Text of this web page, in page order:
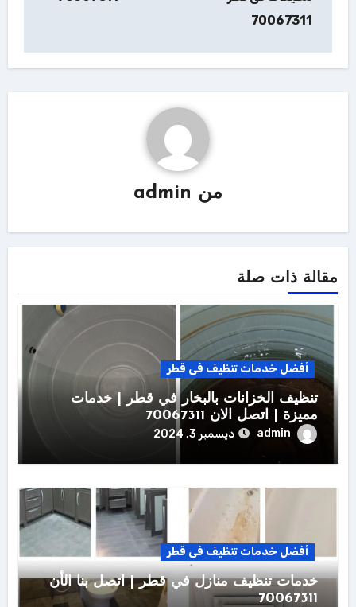
70067311
من admin
مقالة ذات صلة
أفضل خدمات تنظيف فى قطر
تنظيف الخزانات بالبخار في قطر | خدمات
مميزة | اتصل الان 70067311
admin ديسمبر 3, 2024
أفضل خدمات تنظيف فى قطر
خدمات تنظيف منازل في قطر | اتصل بنا الأن
70067311